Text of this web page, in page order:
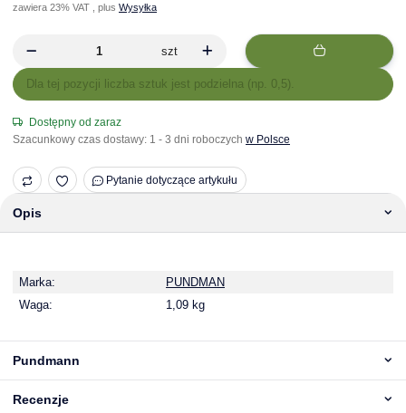
zawiera 23% VAT , plus Wysyłka
szt
xDla tej pozycji liczba sztuk jest podzielna (np. 0,5).
Dostępny od zaraz
Szacunkowy czas dostawy: 1 - 3 dni roboczych w Polsce
Pytanie dotyczące artykułu
Opis
Marka:
PUNDMAN
Waga:
1,09 kg
Pundmann
Recenzje